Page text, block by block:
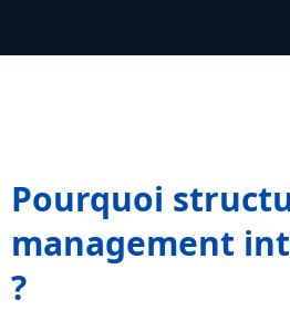
Pourquoi
management
?